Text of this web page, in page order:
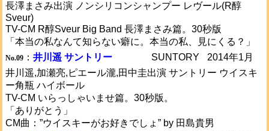
長澤まさみ出演 ノンシリコンシャンプー レヴール(R醇
Sveur)
TV-CM R醇Sveur Big Band 長澤まさみ篇。30秒版
「本当の私なんて知らない癖に。本当の私、見にくる？」
No.09 ： 井川遥 サントリー SUNTORY
2014年1月
井川遥,加瀬亮,ピエール瀧,田中圭出演 サントリー ウイスキ
ー角瓶 ハイボール
TV-CM いらっしゃいませ篇。30秒版。
「ありがとう」
CM曲：”ウイスキーがお好きでしょ” by 田島貴男